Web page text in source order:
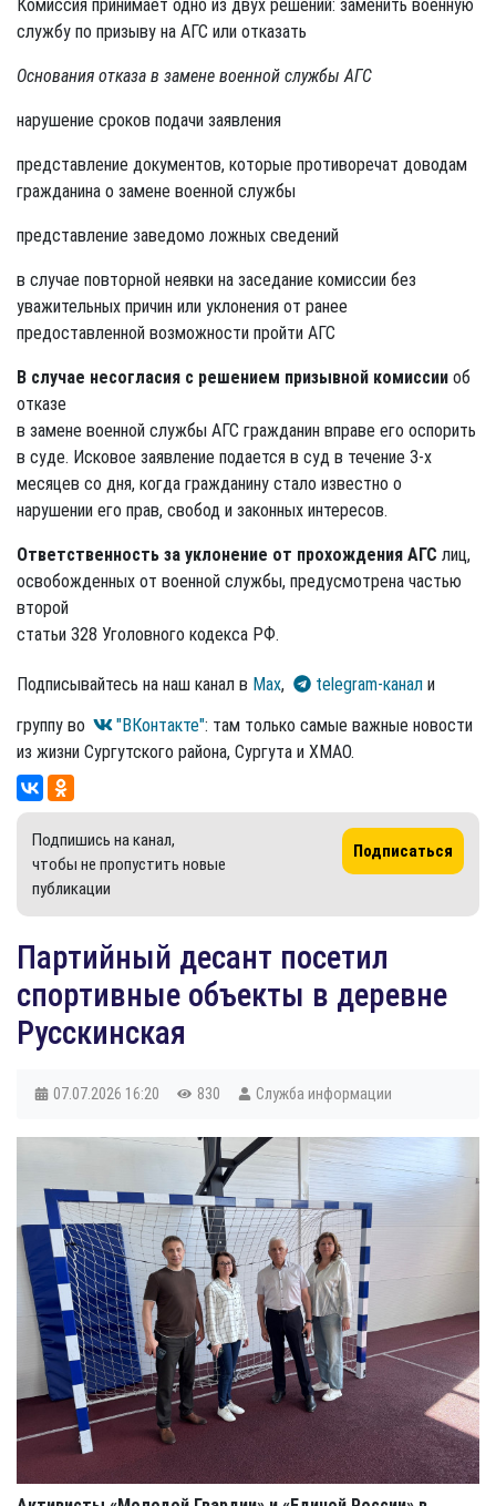
Комиссия принимает одно из двух решений: заменить военную
службу по призыву на АГС или отказать
Основания отказа в замене военной службы АГС
нарушение сроков подачи заявления
представление документов, которые противоречат доводам
гражданина о замене военной службы
представление заведомо ложных сведений
в случае повторной неявки на заседание комиссии без
уважительных причин или уклонения от ранее
предоставленной возможности пройти АГС
В случае несогласия с решением призывной комиссии об
отказе
в замене военной службы АГС гражданин вправе его оспорить
в суде. Исковое заявление подается в суд в течение 3-х
месяцев со дня, когда гражданину стало известно о
нарушении его прав, свобод и законных интересов.
Ответственность за уклонение от прохождения АГС лиц,
освобожденных от военной службы, предусмотрена частью
второй
статьи 328 Уголовного кодекса РФ.
Подписывайтесь на наш канал в Max, telegram-канал и
группу во
"ВКонтакте": там только самые важные новости
из жизни Сургутского района, Сургута и ХМАО.
Подпишись на канал,
чтобы не пропустить новые
публикации
Подписаться
Партийный десант посетил
спортивные объекты в деревне
Русскинская
07.07.2026 16:20 830 Служба информации